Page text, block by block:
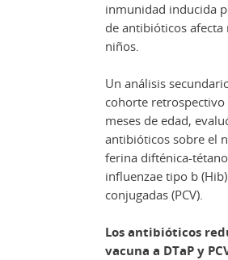
inmunidad inducida
de antibióticos
niños.
Un análisis
cohorte
meses de edad,
antibióticos sobre el
ferina difténica-
influenzae tipo b
conjugadas (PCV).
Los antibióticos
vacuna a DTaP y